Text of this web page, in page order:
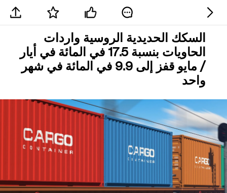
السكك الحديدية الروسية واردات
الحاويات بنسبة 17.5 في المائة في أيار
/ مايو قفز إلى 9.9 في المائة في شهر
واحد